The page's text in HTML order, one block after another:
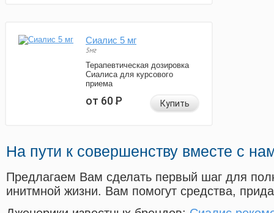
Сиалис 5 мг
5мг
Терапевтическая дозировка
Сиалиса для курсового
приема
от 60Р Купить
На пути к совершенству вместе с
Предлагаем Вам сделать первый шаг для
инитмной жизни. Вам помогут средства,